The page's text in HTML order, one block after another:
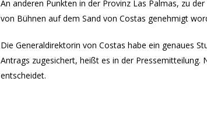
An anderen Punkten in der Provinz Las Palmas, zu
von Bühnen auf dem Sand von Costas genehmigt
Die Generaldirektorin von Costas habe ein genaues
Antrags zugesichert, heißt es in der Pressemitteilung.
entscheidet.